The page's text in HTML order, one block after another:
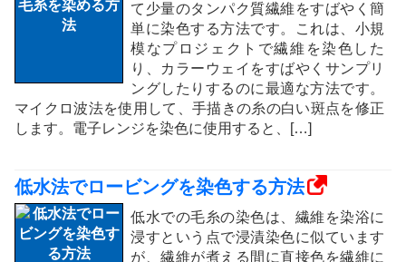
て少量のタンパク質繊維をすばやく簡
単に染色する方法です。これは、小規
模なプロジェクトで繊維を染色した
り、カラーウェイをすばやくサンプリ
ングしたりするのに最適な方法です。
マイクロ波法を使用して、手描きの糸の白い斑点を修正
します。電子レンジを染色に使用すると、[…]
低水法でロービングを染色する方法
低水での毛糸の染色は、繊維を染浴に
浸すという点で浸漬染色に似ています
が、繊維が煮える間に直接色を繊維に